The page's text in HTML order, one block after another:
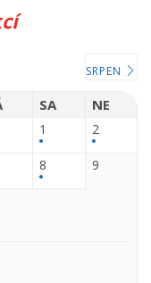
SRPEN
SA NE
1 2
8 9